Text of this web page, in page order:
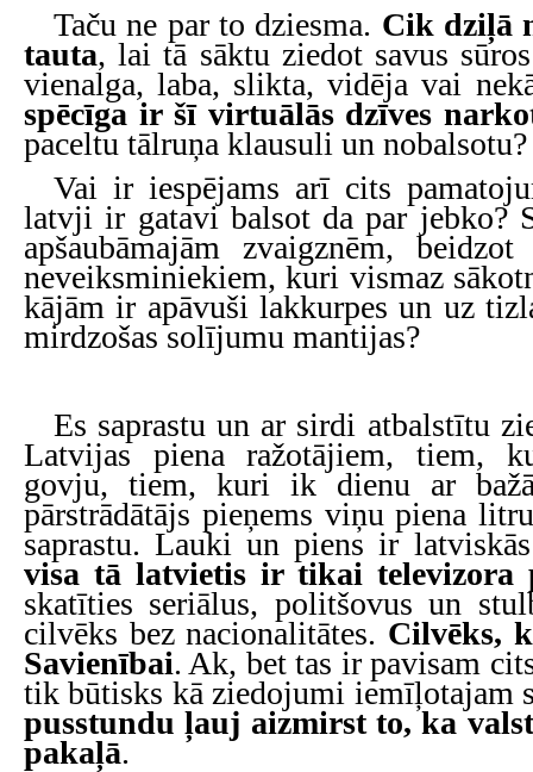
Taču ne par to dziesma. Cik dziļā
tauta, lai tā sāktu ziedot savus
vienalga, laba, slikta, vidēja vai
spēcīga ir šī virtuālās dzīves
paceltu tālruņa klausuli un nobalsotu?
Vai ir iespējams arī cits
latvji ir gatavi balsot da par jebko?
apšaubāmajām zvaigznēm,
neveiksminiekiem, kuri vismaz
kājām ir apāvuši lakkurpes un uz
mirdzošas solījumu mantijas?
Es saprastu un ar sirdi atbalstītu
Latvijas piena ražotājiem, tiem,
govju, tiem, kuri ik dienu ar
pārstrādātājs pieņems viņu piena
saprastu. Lauki un piens ir
visa tā latvietis ir tikai televizora
skatīties seriālus, politšovus un
cilvēks bez nacionalitātes. Cilvēks,
Savienībai. Ak, bet tas ir pavisam
tik būtisks kā ziedojumi iemīļotajam
pusstundu ļauj aizmirst to, ka
pakaļā.